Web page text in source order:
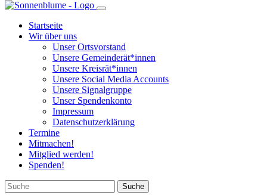
Startseite
Wir über uns
Unser Ortsvorstand
Unsere Gemeinderät*innen
Unsere Kreisrät*innen
Unsere Social Media Accounts
Unsere Signalgruppe
Unser Spendenkonto
Impressum
Datenschutzerklärung
Termine
Mitmachen!
Mitglied werden!
Spenden!